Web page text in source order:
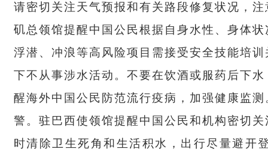
请密切关注天气预报和有关路段修复状况，
矶总领馆提醒中国公民根据自身水性、身体
浮潜、冲浪等高风险项目需接受安全技能培
下不从事涉水活动。不要在饮酒或服药后下
醒海外中国公民防范流行疫病，加强健康监
警。驻巴西使领馆提醒中国公民和机构密切
时清除卫生死角和生活积水，出行尽量避开